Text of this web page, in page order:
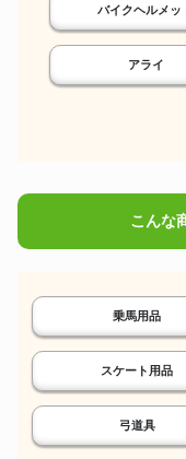
バイクヘルメッ
アライ
こんな
乗馬用品
スケート用品
弓道具